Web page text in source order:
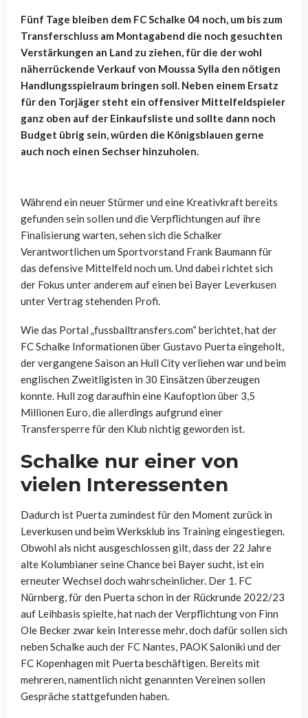
Fünf Tage bleiben dem FC Schalke 04 noch, um bis zum
Transferschluss am Montagabend die noch gesuchten
Verstärkungen an Land zu ziehen, für die der wohl
näherrückende Verkauf von Moussa Sylla den nötigen
Handlungsspielraum bringen soll. Neben einem Ersatz
für den Torjäger steht ein offensiver Mittelfeldspieler
ganz oben auf der Einkaufsliste und sollte dann noch
Budget übrig sein, würden die Königsblauen gerne
auch noch einen Sechser hinzuholen.
Während ein neuer Stürmer und eine Kreativkraft bereits
gefunden sein sollen und die Verpflichtungen auf ihre
Finalisierung warten, sehen sich die Schalker
Verantwortlichen um Sportvorstand Frank Baumann für
das defensive Mittelfeld noch um. Und dabei richtet sich
der Fokus unter anderem auf einen bei Bayer Leverkusen
unter Vertrag stehenden Profi.
Wie das Portal „fussballtransfers.com“ berichtet, hat der
FC Schalke Informationen über Gustavo Puerta eingeholt,
der vergangene Saison an Hull City verliehen war und beim
englischen Zweitligisten in 30 Einsätzen überzeugen
konnte. Hull zog daraufhin eine Kaufoption über 3,5
Millionen Euro, die allerdings aufgrund einer
Transfersperre für den Klub nichtig geworden ist.
Schalke nur einer von
vielen Interessenten
Dadurch ist Puerta zumindest für den Moment zurück in
Leverkusen und beim Werksklub ins Training eingestiegen.
Obwohl als nicht ausgeschlossen gilt, dass der 22 Jahre
alte Kolumbianer seine Chance bei Bayer sucht, ist ein
erneuter Wechsel doch wahrscheinlicher. Der 1. FC
Nürnberg, für den Puerta schon in der Rückrunde 2022/23
auf Leihbasis spielte, hat nach der Verpflichtung von Finn
Ole Becker zwar kein Interesse mehr, doch dafür sollen sich
neben Schalke auch der FC Nantes, PAOK Saloniki und der
FC Kopenhagen mit Puerta beschäftigen. Bereits mit
mehreren, namentlich nicht genannten Vereinen sollen
Gespräche stattgefunden haben.